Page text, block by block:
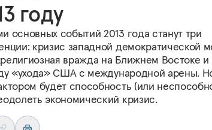
году
событий 2013 года станут три
кризис западной демократической
вражда на Ближнем Востоке и
«ухода» США с международной арены.
будет способность (или
экономический кризис.